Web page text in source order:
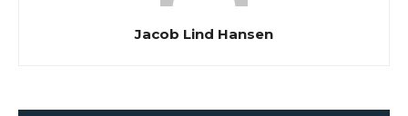
Jacob Lind Hansen